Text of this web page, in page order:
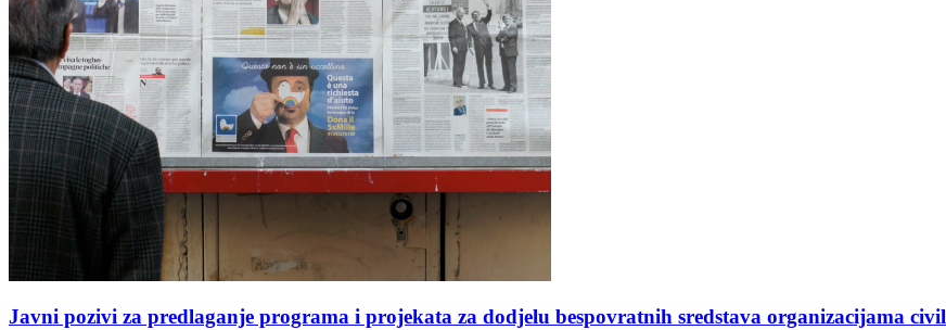
Javni pozivi za predlaganje programa i projekata za dodjelu bespovratnih sredstava organizacijama